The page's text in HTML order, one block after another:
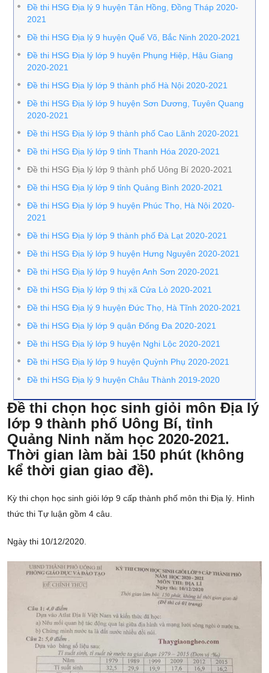
Đề thi HSG Địa lý 9 huyện Tân Hồng, Đồng Tháp 2020-
2021
Đề thi HSG Địa lý 9 huyện Quế Võ, Bắc Ninh 2020-2021
Đề thi HSG Địa lý lớp 9 huyện Phụng Hiệp, Hậu Giang
2020-2021
Đề thi HSG Địa lý lớp 9 thành phố Hà Nội 2020-2021
Đề thi HSG Địa lý lớp 9 huyện Sơn Dương, Tuyên Quang
2020-2021
Đề thi HSG Địa lý lớp 9 thành phố Cao Lãnh 2020-2021
Đề thi HSG Địa lý lớp 9 tỉnh Thanh Hóa 2020-2021
Đề thi HSG Địa lý lớp 9 thành phố Uông Bí 2020-2021
Đề thi HSG Địa lý lớp 9 tỉnh Quảng Bình 2020-2021
Đề thi HSG Địa lý lớp 9 huyện Phúc Thọ, Hà Nội 2020-
2021
Đề thi HSG Địa lý lớp 9 thành phố Đà Lạt 2020-2021
Đề thi HSG Địa lý lớp 9 huyện Hưng Nguyên 2020-2021
Đề thi HSG Địa lý lớp 9 huyện Anh Sơn 2020-2021
Đề thi HSG Địa lý lớp 9 thị xã Cửa Lò 2020-2021
Đề thi HSG Địa lý 9 huyện Đức Thọ, Hà Tĩnh 2020-2021
Đề thi HSG Địa lý lớp 9 quận Đống Đa 2020-2021
Đề thi HSG Địa lý lớp 9 huyện Nghi Lộc 2020-2021
Đề thi HSG Địa lý lớp 9 huyện Quỳnh Phụ 2020-2021
Đề thi HSG Địa lý 9 huyện Châu Thành 2019-2020
Đề thi chọn học sinh giỏi môn Địa lý
lớp 9 thành phố Uông Bí, tỉnh
Quảng Ninh năm học 2020-2021.
Thời gian làm bài 150 phút (không
kể thời gian giao đề).
Kỳ thi chọn học sinh giỏi lớp 9 cấp thành phố môn thi Địa lý. Hình
thức thi Tự luận gồm 4 câu.
Ngày thi 10/12/2020.